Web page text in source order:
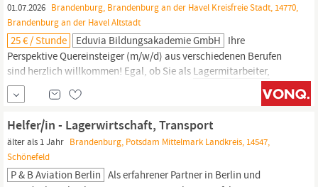
01.07.2026 Brandenburg, Brandenburg an der Havel Kreisfreie Stadt, 14770,
Brandenburg an der Havel Altstadt
25 € / Stunde Eduvia Bildungsakademie GmbH Ihre
Perspektive Quereinsteiger (m/w/d) aus verschiedenen Berufen
sind herzlich willkommen! Egal, ob Sie als Lagermitarbeiter,
Fahrer, Kellner oder in anderen Bereichen gearbeitet haben – bei
uns starten Sie eine neue Karriere im Sicherheitsdienst. In
Brandenburg
gesicherte Festanstellung,...
Helfer/in - Lagerwirtschaft, Transport
älter als 1 Jahr Brandenburg, Potsdam Mittelmark Landkreis, 14547,
Schönefeld
P & B Aviation Berlin Als erfahrener Partner in Berlin und